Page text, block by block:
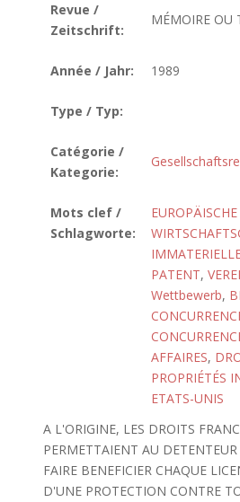
Revue /
Zeitschrift:
MÉMOIRE OU
Année / Jahr: 1989
Type / Typ:
Catégorie /
Kategorie:
Mots clef /
Schlagworte:
EUROPÄISCHE
PATENT,
Wettbewerb,
AFFAIRES,
PROPRIÉTÉS
ETATS-UNIS
A L'ORIGINE, LES DROITS
PERMETTAIENT AU
FAIRE BENEFICIER CHAQUE
D'UNE PROTECTION CONTRE